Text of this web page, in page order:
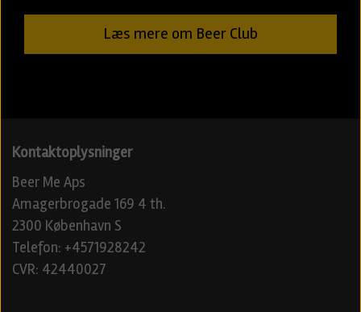
Læs mere om Beer Club
Kontaktoplysninger
Beer Me Aps
Amagerbrogade 169 4 th.
2300 København S
Telefon: +4571928242
CVR: 42440027